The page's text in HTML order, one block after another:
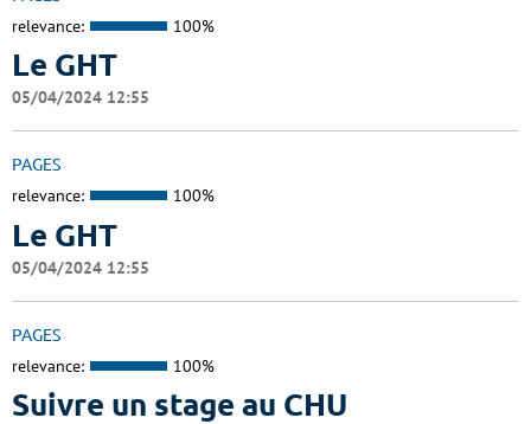
relevance: 100%
Le GHT
05/04/2024 12:55
PAGES
relevance: 100%
Le GHT
05/04/2024 12:55
PAGES
relevance: 100%
Suivre un stage au CHU